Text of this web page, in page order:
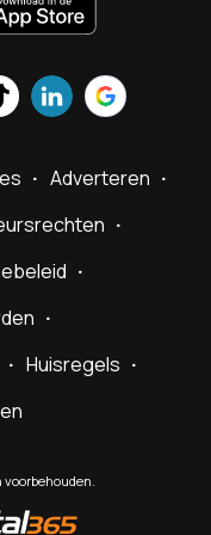
Adverteren
Huisregels
voorbehouden.